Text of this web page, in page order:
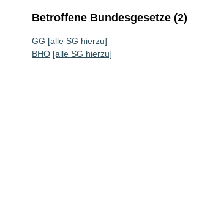
Betroffene Bundesgesetze (2)
GG [alle SG hierzu]
BHO [alle SG hierzu]